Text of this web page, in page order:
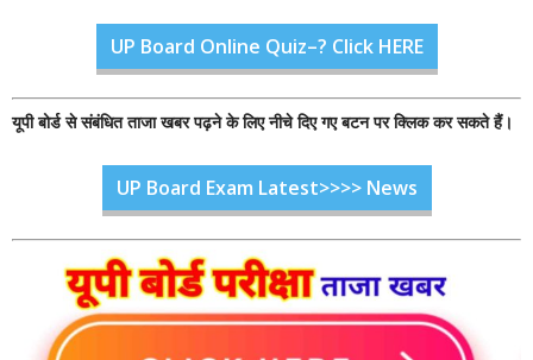
UP Board Online Quiz–? Click HERE
यूपी बोर्ड से संबंधित ताजा खबर पढ़ने के लिए नीचे दिए गए बटन पर क्लिक कर सकते हैं।
UP Board Exam Latest>>>> News